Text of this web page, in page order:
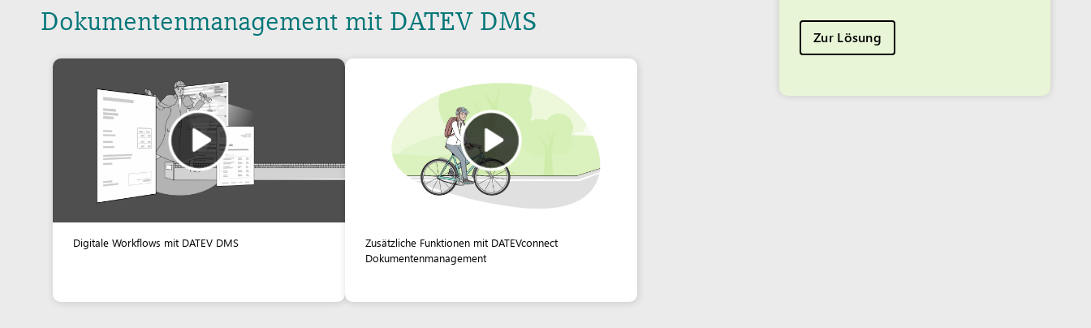
Dokumentenmanagement mit DATEV DMS
Digitale Workflows mit DATEV DMS
Zusätzliche Funktionen mit DATEVconnect
Dokumentenmanagement
Zur Lösung